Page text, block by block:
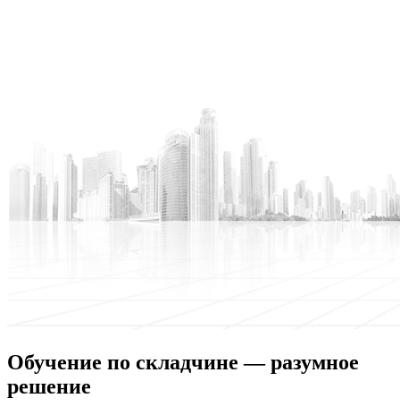
Обучение по складчине — разумное
решение